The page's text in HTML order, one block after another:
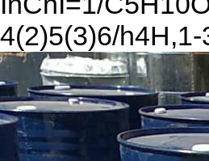
4(2)5(3)6/h4H,1-